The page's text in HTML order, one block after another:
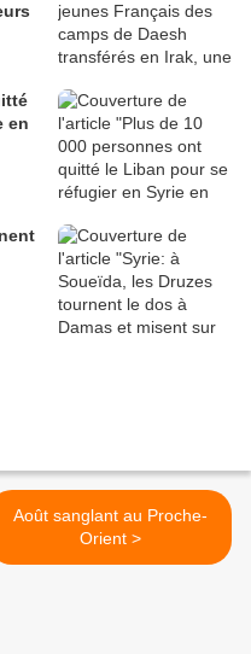
en
Août sanglant au Proche-
Orient >